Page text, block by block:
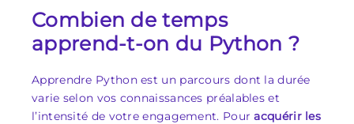
Combien de temps
apprend-t-on du Python ?
Apprendre Python est un parcours dont la durée
varie selon vos connaissances préalables et
l’intensité de votre engagement. Pouracquérir les